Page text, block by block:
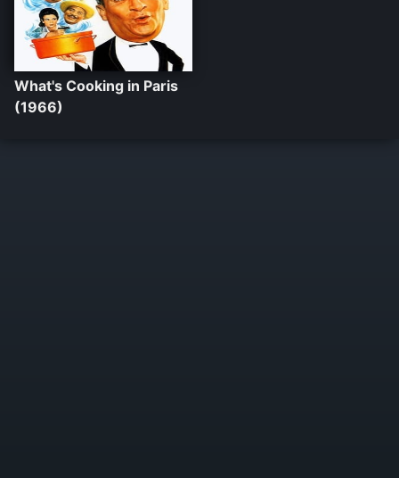
What's Cooking in Paris
(1966)